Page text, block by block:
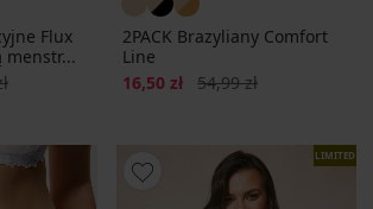
Flux
menstr...
cena
2PACK Brazyliany Comfort
Line
Zniżka
16,50 zł Pierwotna cena
54,99 zł
LIMITED